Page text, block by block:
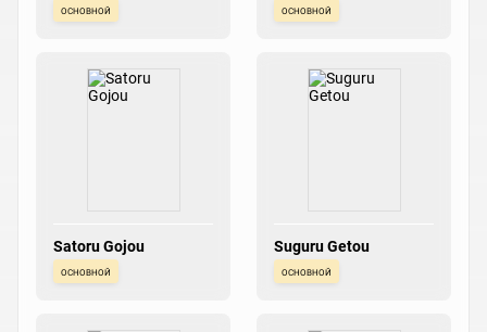
основной основной
Satoru Gojou
основной
Suguru Getou
основной